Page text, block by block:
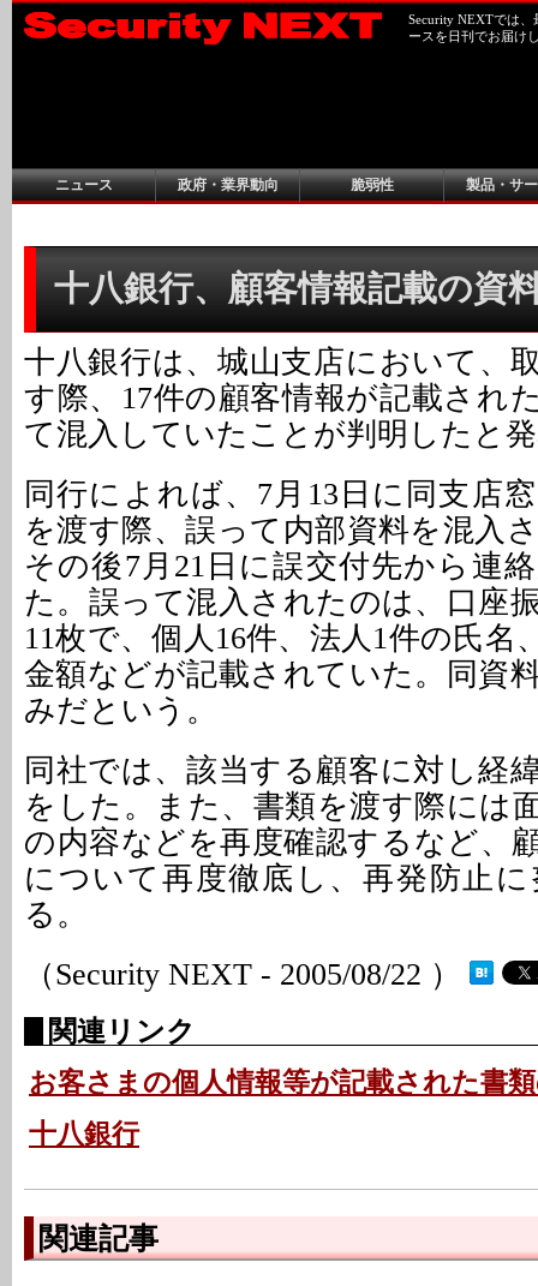
Security NEXTでは
ースを日刊でお届け
ニュース 政府・業界動向 脆弱性 製品・サ
十八銀行、顧客情報記載の資
十八銀行は、城山支店において、
す際、17件の顧客情報が記載され
て混入していたことが判明したと
同行によれば、7月13日に同支店
を渡す際、誤って内部資料を混入
その後7月21日に誤交付先から連
た。誤って混入されたのは、口座
11枚で、個人16件、法人1件の氏名
金額などが記載されていた。同資
みだという。
同社では、該当する顧客に対し経
をした。また、書類を渡す際には
の内容などを再度確認するなど、
について再度徹底し、再発防止
る。
（Security NEXT - 2005/08/22 ）
関連リンク
お客さまの個人情報等が記載された書
十八銀行
関連記事